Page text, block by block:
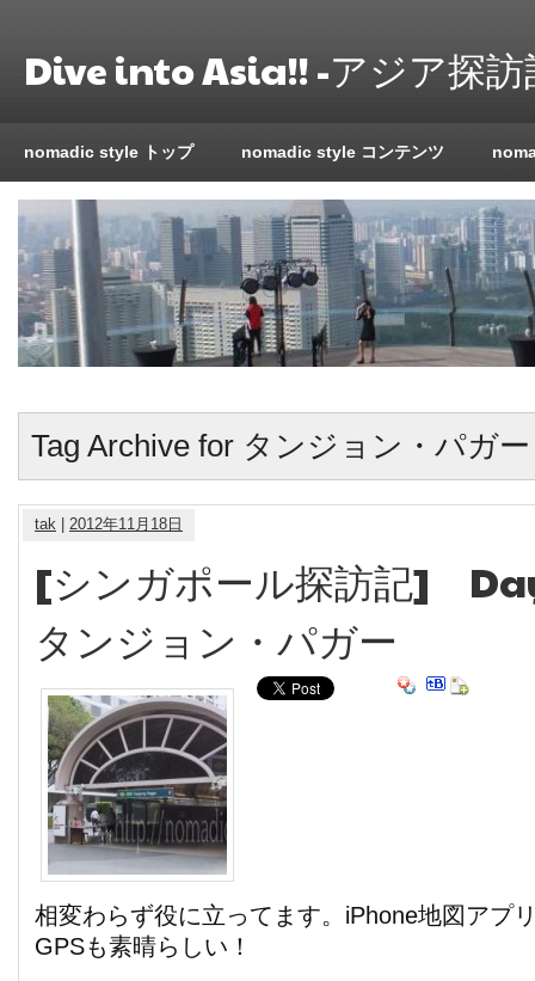
Dive into Asia!! -アジア探訪
nomadic style トップ nomadic style コンテンツ
Tag Archive for タンジョン・パガー
tak 2012年11月18日
[シンガポール探訪記]
タンジョン・パガー
相変わらず役に立ってます。iPhone地図アプ
GPSも素晴らしい！